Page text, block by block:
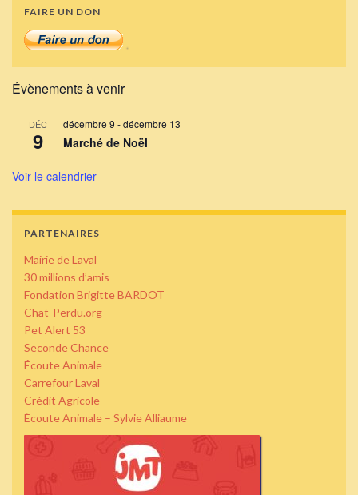
FAIRE UN DON
Évènements à venir
DÉC
9
décembre 9 -décembre 13
Marché de Noël
Voir le calendrier
PARTENAIRES
Mairie de Laval
30 millions d’amis
Fondation Brigitte BARDOT
Chat-Perdu.org
Pet Alert 53
Seconde Chance
Écoute Animale
Carrefour Laval
Crédit Agricole
Écoute Animale – Sylvie Alliaume